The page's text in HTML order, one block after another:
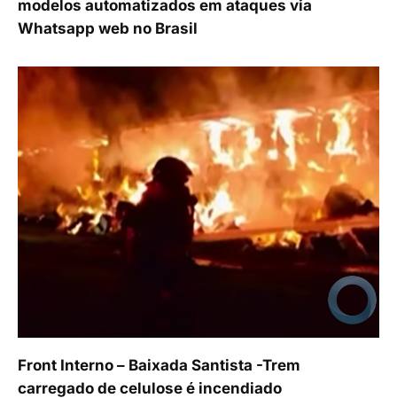
modelos automatizados em ataques via
Whatsapp web no Brasil
Front Interno – Baixada Santista -Trem
carregado de celulose é incendiado